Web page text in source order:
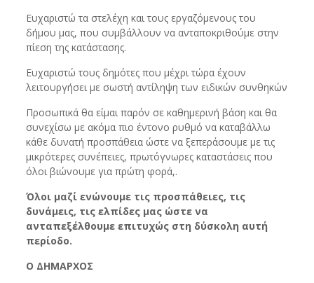
Ευχαριστώ τα στελέχη και τους εργαζόμενους του
δήμου μας, που συμβάλλουν να ανταποκριθούμε στην
πίεση της κατάστασης.
Ευχαριστώ τους δημότες που μέχρι τώρα έχουν
λειτουργήσει με σωστή αντίληψη των ειδικών συνθηκών
Προσωπικά θα είμαι παρόν σε καθημερινή βάση και θα
συνεχίσω με ακόμα πιο έντονο ρυθμό να καταβάλλω
κάθε δυνατή προσπάθεια ώστε να ξεπεράσουμε με τις
μικρότερες συνέπειες, πρωτόγνωρες καταστάσεις που
όλοι βιώνουμε για πρώτη φορά,.
Όλοι μαζί ενώνουμε τις προσπάθειες, τις
δυνάμεις, τις ελπίδες μας ώστε να
ανταπεξέλθουμε επιτυχώς στη δύσκολη αυτή
περίοδο.
Ο ΔΗΜΑΡΧΟΣ